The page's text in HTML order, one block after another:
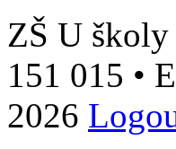
ZŠ U
151 015 •
2026